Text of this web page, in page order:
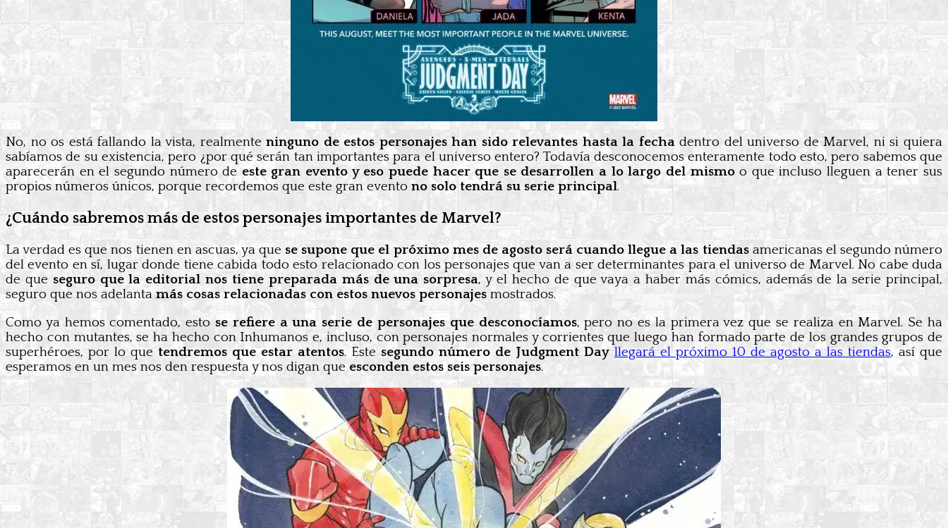
No, no os está fallando la vista, realmenteninguno de estos personajes han sido relevantes hasta la fechadentro del universo de Marvel, ni si quiera
sabíamos de su existencia, pero ¿por qué serán tan importantes para el universo entero? Todavía desconocemos enteramente todo esto, pero sabemos que
aparecerán en el segundo número de este gran evento y eso puede hacer que se desarrollen a lo largo del mismoo que incluso lleguen a tener sus
propios números únicos, porque recordemos que este gran evento no solo tendrá su serie principal.
¿Cuándo sabremos más de estos personajes importantes de Marvel?
La verdad es que nos tienen en ascuas, ya que se supone que el próximo mes de agosto será cuando llegue a las tiendas americanas el segundo número
del evento en sí, lugar donde tiene cabida todo esto relacionado con los personajes que van a ser determinantes para el universo de Marvel. No cabe duda
de que seguro que la editorial nos tiene preparada más de una sorpresa, y el hecho de que vaya a haber más cómics, además de la serie principal,
seguro que nos adelanta más cosas relacionadas con estos nuevos personajes mostrados.
Como ya hemos comentado, esto se refiere a una serie de personajes que desconocíamos, pero no es la primera vez que se realiza en Marvel. Se ha
hecho con mutantes, se ha hecho con Inhumanos e, incluso, con personajes normales y corrientes que luego han formado parte de los grandes grupos de
superhéroes, por lo que tendremos que estar atentos. Este segundo número de Judgment Day llegará el próximo 10 de agosto a las tiendas, así que
esperamos en un mes nos den respuesta y nos digan queesconden estos seis personajes.